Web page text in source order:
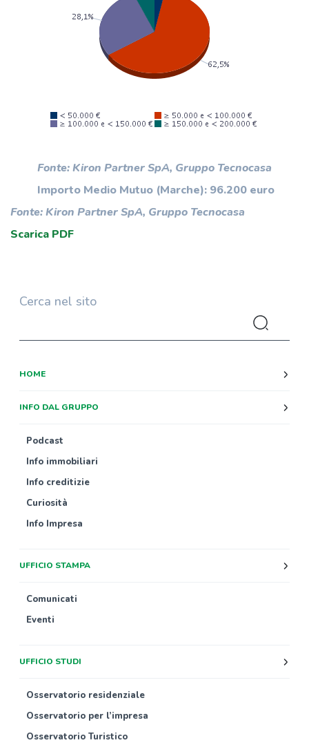
Fonte: Kiron Partner SpA, Gruppo Tecnocasa
Importo Medio Mutuo (Marche): 96.200 euro
Fonte: Kiron Partner SpA, Gruppo Tecnocasa
Scarica PDF
Cerca nel sito
HOME
INFO DAL GRUPPO
Podcast
Info immobiliari
Info creditizie
Curiosità
Info Impresa
UFFICIO STAMPA
Comunicati
Eventi
UFFICIO STUDI
Osservatorio residenziale
Osservatorio per l’impresa
Osservatorio Turistico